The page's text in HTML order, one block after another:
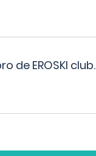
de EROSKI club.